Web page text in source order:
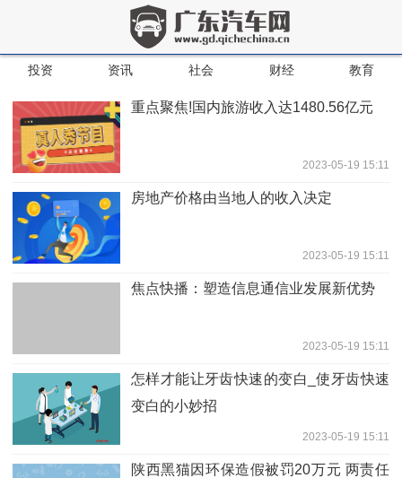
投资 资讯 社会 财经 教育
重点聚焦!国内旅游收入达1480.56亿元
2023-05-19 15:11
房地产价格由当地人的收入决定
2023-05-19 15:11
焦点快播：塑造信息通信业发展新优势
2023-05-19 15:11
怎样才能让牙齿快速的变白_使牙齿快速
变白的小妙招
2023-05-19 15:11
陕西黑猫因环保造假被罚20万元 两责任